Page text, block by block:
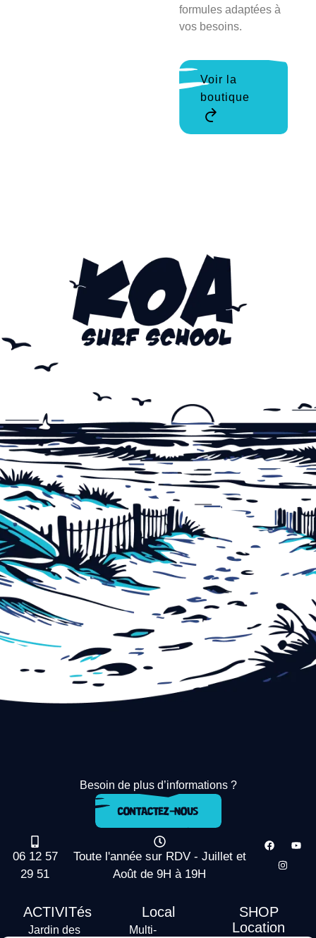
formules adaptées à
vos besoins.
Voir la
boutique
Besoin de plus d’informations ?
06 12 57
29 51
Toute l'année sur RDV - Juillet et
Août de 9H à 19H
ACTIVITés
Jardin des
Local
Multi-
SHOP
Location